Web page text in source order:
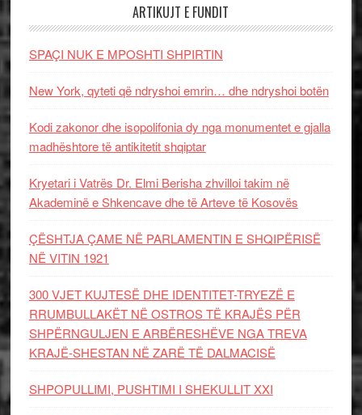
ARTIKUJT E FUNDIT
SPAÇI NUK E MPOSHTI SHPIRTIN
New York, qyteti që ndryshoi emrin… dhe ndryshoi botën
Kodi zakonor dhe isopolifonia dy nga monumentet e gjalla
madhështore të antikitetit shqiptar
Kryetari i Vatrës Dr. Elmi Berisha zhvilloi takim në
Akademinë e Shkencave dhe të Arteve të Kosovës
ÇËSHTJA ÇAME NË PARLAMENTIN E SHQIPËRISË
NË VITIN 1921
300 VJET KUJTESË DHE IDENTITET-TRYEZË E
RRUMBULLAKËT NË OSTROS TË KRAJËS PËR
SHPËRNGULJEN E ARBËRESHËVE NGA TREVA
KRAJË-SHESTAN NË ZARË TË DALMACISË
SHPOPULLIMI, PUSHTIMI I SHEKULLIT XXI